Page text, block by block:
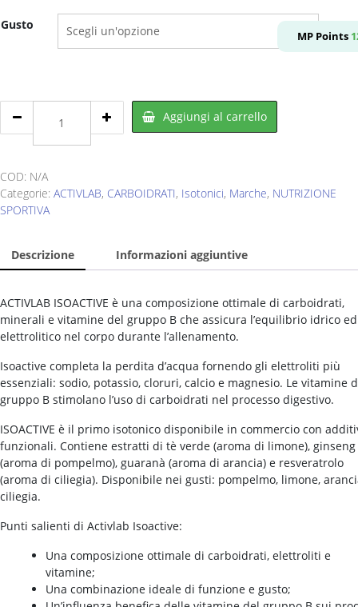
€22,00.€12,00.
MP Points
Gusto
Isoactive
630
quantity
Aggiungi al carrello
COD: N/A
Categorie: ACTIVLAB, CARBOIDRATI, Isotonici, Marche, NUTRIZIONE
SPORTIVA
Descrizione Informazioni aggiuntive
ACTIVLAB ISOACTIVE è una composizione ottimale di carboidrati,
minerali e vitamine del gruppo B che assicura l’equilibrio idrico ed
elettrolitico nel corpo durante l’allenamento.
Isoactive completa la perdita d’acqua fornendo gli elettroliti più
essenziali: sodio, potassio, cloruri, calcio e magnesio. Le vitamine
gruppo B stimolano l’uso di carboidrati nel processo digestivo.
ISOACTIVE è il primo isotonico disponibile in commercio con
funzionali. Contiene estratti di tè verde (aroma di limone), ginseng
(aroma di pompelmo), guaranà (aroma di arancia) e resveratrolo
(aroma di ciliegia). Disponibile nei gusti: pompelmo, limone,
ciliegia.
Punti salienti di Activlab Isoactive:
Una composizione ottimale di carboidrati, elettroliti e
vitamine;
Una combinazione ideale di funzione e gusto;